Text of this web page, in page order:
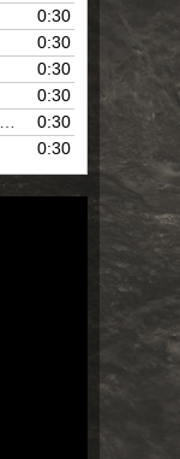
0:30
0:30
0:30
0:30
0:30
0:30